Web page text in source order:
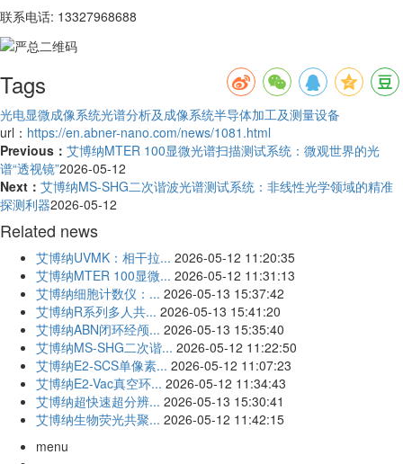
联系电话: 13327968688
Tags
光电显微成像系统光谱分析及成像系统半导体加工及测量设备
url： https://en.abner-nano.com/news/1081.html
Previous： 艾博纳MTER 100显微光谱扫描测试系统：微观世界的光
谱“透视镜”2026-05-12
Next： 艾博纳MS-SHG二次谐波光谱测试系统：非线性光学领域的精准
探测利器2026-05-12
Related news
艾博纳UVMK：相干拉... 2026-05-12 11:20:35
艾博纳MTER 100显微... 2026-05-12 11:31:13
艾博纳细胞计数仪：... 2026-05-13 15:37:42
艾博纳R系列多人共... 2026-05-13 15:41:20
艾博纳ABN闭环经颅... 2026-05-13 15:35:40
艾博纳MS-SHG二次谐... 2026-05-12 11:22:50
艾博纳E2-SCS单像素... 2026-05-12 11:07:23
艾博纳E2-Vac真空环... 2026-05-12 11:34:43
艾博纳超快速超分辨... 2026-05-13 15:30:41
艾博纳生物荧光共聚... 2026-05-12 11:42:15
menu